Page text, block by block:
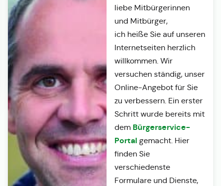
liebe Mitbürgerinnen
und Mitbürger,
ich heiße Sie auf unseren
Internetseiten herzlich
willkommen. Wir
versuchen ständig, unser
Online-Angebot für Sie
zu verbessern. Ein erster
Schritt wurde bereits mit
dem Bürgerservice-
Portalgemacht. Hier
finden Sie
verschiedenste
Formulare und Dienste,